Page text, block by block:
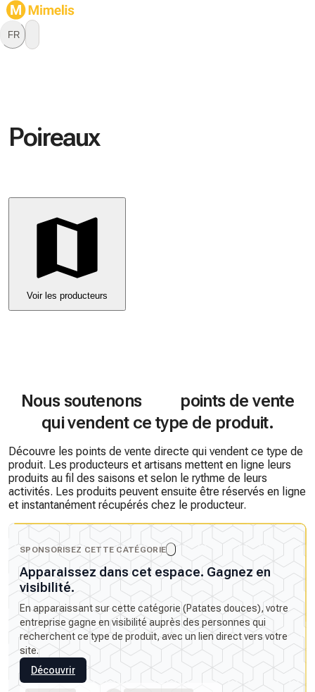
FR
Poireaux
Voir les producteurs
Nous soutenons
points de vente
qui vendent ce type de produit.
Découvre les points de vente directe qui vendent ce type de
produit. Les producteurs et artisans mettent en ligne leurs
produits au fil des saisons et selon le rythme de leurs
activités. Les produits peuvent ensuite être réservés en ligne
et instantanément récupérés chez le producteur.
SPONSORISEZ CETTE CATÉGORIE
Apparaissez dans cet espace. Gagnez en
visibilité.
En apparaissant sur cette catégorie (Patates douces), votre
entreprise gagne en visibilité auprès des personnes qui
recherchent ce type de produit, avec un lien direct vers votre
site.
Découvrir